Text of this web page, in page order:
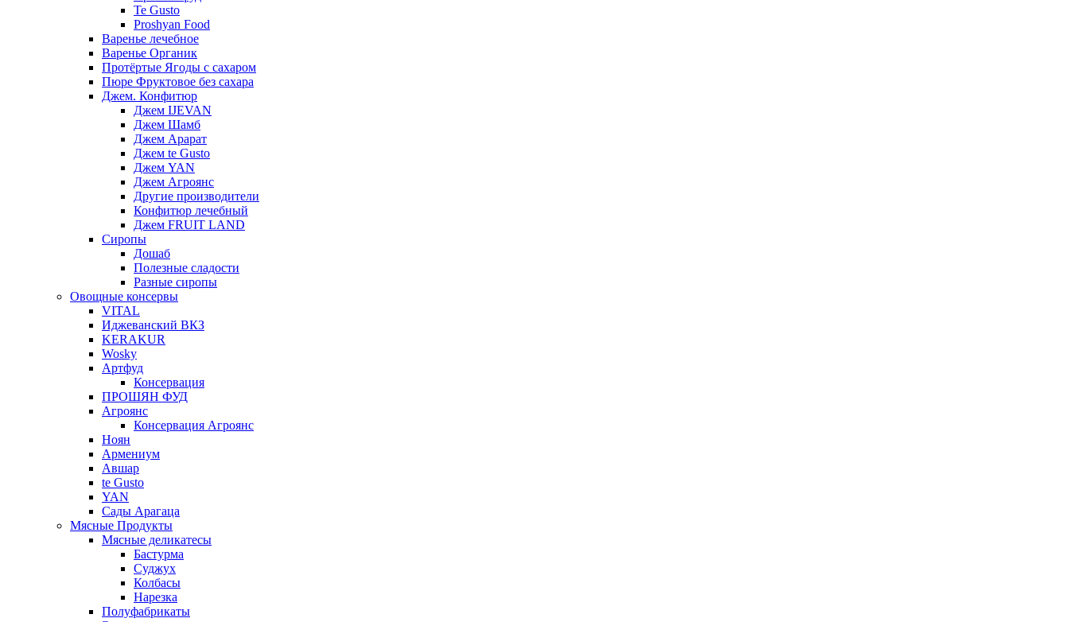
Te Gusto
Proshyan Food
Варенье лечебное
Варенье Органик
Протёртые Ягоды с сахаром
Пюре Фруктовое без сахара
Джем. Конфитюр
Джем IJEVAN
Джем Шамб
Джем Арарат
Джем te Gusto
Джем YAN
Джем Агроянс
Другие производители
Конфитюр лечебный
Джем FRUIT LAND
Сиропы
Дошаб
Полезные сладости
Разные сиропы
Овощные консервы
VITAL
Иджеванский ВКЗ
KERAKUR
Wosky
Артфуд
Консервация
ПРОШЯН ФУД
Агроянс
Консервация Агроянс
Ноян
Армениум
Авшар
te Gusto
YAN
Сады Арагаца
Мясные Продукты
Мясные деликатесы
Бастурма
Суджух
Колбасы
Нарезка
Полуфабрикаты